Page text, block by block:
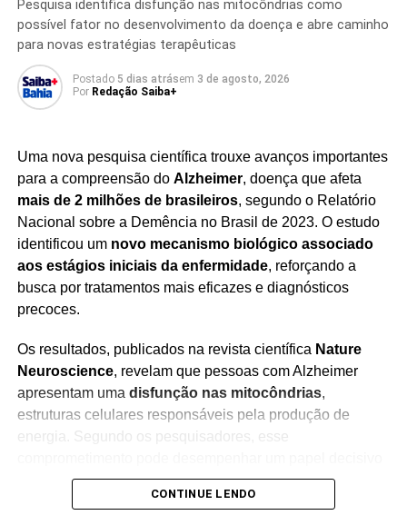
são considerados fundamentais para reduzir a
propagação do vírus e proteger as populações mais
vulneráveis.
A investigação reforça a importância de investimentos em
rápida a surtos de doenças infecciosas, especialmente
em regiões onde o acesso aos serviços de saúde
enfrenta desafios estruturais.
Enquanto as autoridades seguem monitorando a
evolução do cenário, a comunidade científica destaca
que novos estudos serão essenciais para
compreender a origem da transmissão, aperfeiçoar as
ações de controle e fortalecer a preparação para
futuras emergências sanitárias.
Pesquisa identifica disfunção nas mitocôndrias como
possível fator no desenvolvimento da doença e abre caminho
para novas estratégias terapêuticas
Postado 5 dias atrásem 3 de agosto, 2026
Por Redação Saiba+
Uma nova pesquisa científica trouxe avanços importantes
para a compreensão do Alzheimer, doença que afeta
mais de 2 milhões de brasileiros, segundo o Relatório
Nacional sobre a Demência no Brasil de 2023. O estudo
identificou um novo mecanismo biológico associado
aos estágios iniciais da enfermidade, reforçando a
busca por tratamentos mais eficazes e diagnósticos
precoces.
Os resultados, publicados na revista científica Nature
Neuroscience, revelam que pessoas com Alzheimer
apresentam uma disfunção nas mitocôndrias,
estruturas celulares responsáveis pela produção de
energia. Segundo os pesquisadores, esse
na progressão da doença.
CONTINUE LENDO